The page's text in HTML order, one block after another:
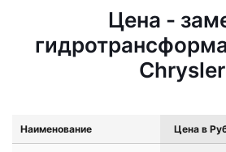
Цена -
Chrysler
Наименование Цена в